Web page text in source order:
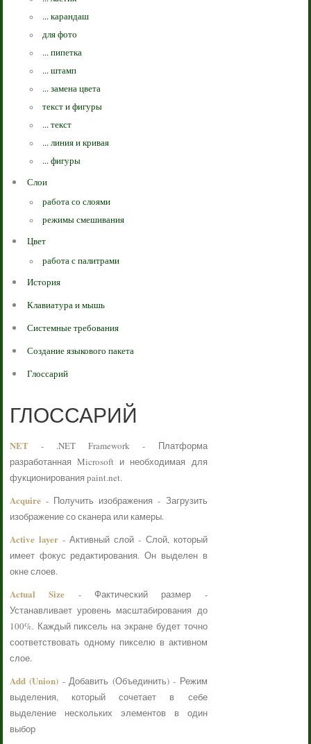
... карандаш
для фото
... пипетка
... штамп
... замена цвета
текст и фигуры
... текст
... линия и кривая
... фигуры
Слои
работа со слоями
режимы смешивания
Цвет
работа с палитрами
История
Клавиатура и мышь
Системные требования
Создание языкового пакета
Глоссарий
ГЛОССАРИЙ
NET- .NET Framework - Платформа
разработанная Microsoft и необходимая для
фукционирования paint.net.
Acquire- Получить изображения - Загрузить
изображение со сканера или камеры.
Active layer- Активный слой - Слой, который
имеет фокус редактирования. Он выделен в
окне слоев.
Actual Size - Фактический размер -
Устанавливает уровень масштабирования до
100%. Каждый пиксель на экране будет точно
соответствовать одному пикселю в активном
слое.
Add (Union) - Добавить (Объединить) - Режим
выделения, который сочетает в себе
выделение нескольких элементов в один
выбор